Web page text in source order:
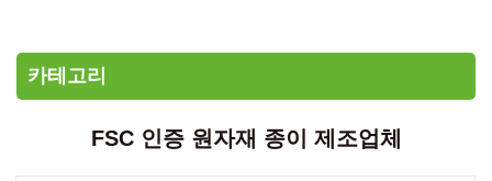
카테고리
FSC 인증 원자재 종이 제조업체